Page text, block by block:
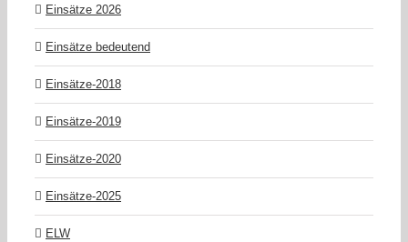
Einsätze 2026
Einsätze bedeutend
Einsätze-2018
Einsätze-2019
Einsätze-2020
Einsätze-2025
ELW